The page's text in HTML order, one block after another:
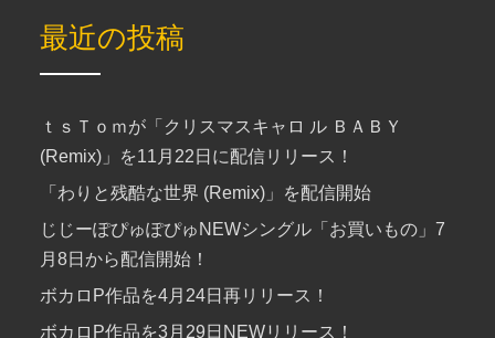
最近の投稿
ｔｓＴｏｍが「クリスマスキャロ ル ＢＡＢＹ
(Remix)」を11月22日に配信リリース！
「わりと残酷な世界 (Remix)」を配信開始
じじーぽぴゅぽぴゅNEWシングル「お買いもの」7
月8日から配信開始！
ボカロP作品を4月24日再リリース！
ボカロP作品を3月29日NEWリリース！